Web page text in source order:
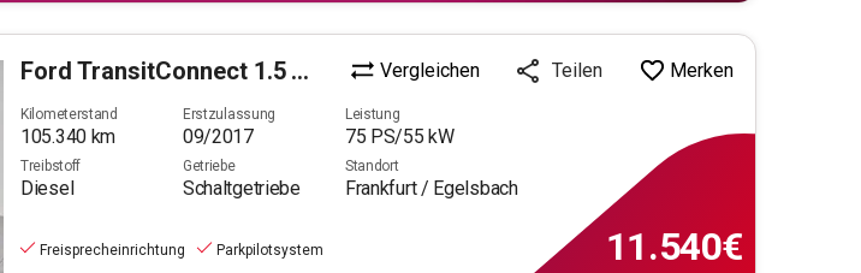
Ford TransitConnect 1.5 TDCi 210 (L2) Vergleichen Teilen Merken
Kilometerstand
105.340km
Erstzulassung
09/2017
Leistung
75 PS/55 kW
Treibstoff
Diesel
Getriebe
Schaltgetriebe
Standort
Frankfurt / Egelsbach
Freisprecheinrichtung
Parkpilotsystem
11.540€